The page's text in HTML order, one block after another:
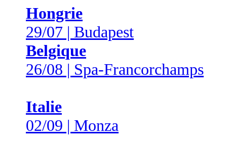
Hongrie
29/07 | Budapest
Belgique
26/08 | Spa-Francorchamps
Italie
02/09 | Monza